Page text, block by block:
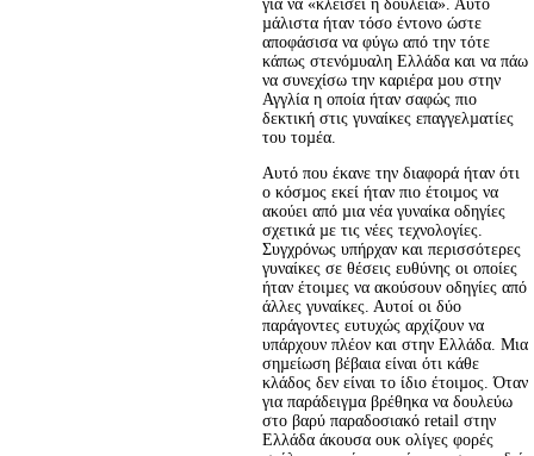
για να «κλείσει η δουλειά». Αυτό
µάλιστα ήταν τόσο έντονο ώστε
αποφάσισα να φύγω από την τότε
κάπως στενόµυαλη Ελλάδα και να πάω
να συνεχίσω την καριέρα µου στην
Αγγλία η οποία ήταν σαφώς πιο
δεκτική στις γυναίκες επαγγελµατίες
του τοµέα.
Αυτό που έκανε την διαφορά ήταν ότι
ο κόσµος εκεί ήταν πιο έτοιµος να
ακούει από µια νέα γυναίκα οδηγίες
σχετικά µε τις νέες τεχνολογίες.
Συγχρόνως υπήρχαν και περισσότερες
γυναίκες σε θέσεις ευθύνης οι οποίες
ήταν έτοιµες να ακούσουν οδηγίες από
άλλες γυναίκες. Αυτοί οι δύο
παράγοντες ευτυχώς αρχίζουν να
υπάρχουν πλέον και στην Ελλάδα. Μια
σηµείωση βέβαια είναι ότι κάθε
κλάδος δεν είναι το ίδιο έτοιµος. Όταν
για παράδειγµα βρέθηκα να δουλεύω
στο βαρύ παραδοσιακό retail στην
Ελλάδα άκουσα ουκ ολίγες φορές